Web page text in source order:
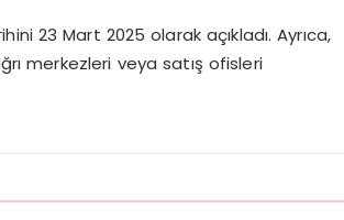
23 Mart 2025 olarak açıkladı. Ayrıca,
merkezleri veya satış ofisleri